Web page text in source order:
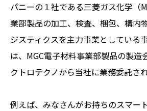
パニーの１社である三菱ガス化学（
業部製品の加工、検査、梱包、構内
ジスティクスを主力事業としている
は、MGC電子材料事業部製品の製造
クトロテクノから当社に業務委託され
例えば、みなさんがお持ちのスマー